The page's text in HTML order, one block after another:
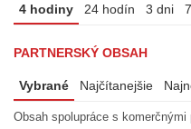
4 hodiny 24 hodín 3 dni
PARTNERSKÝ OBSAH
Vybrané Najčítanejšie
Obsah spolupráce s komerčnými